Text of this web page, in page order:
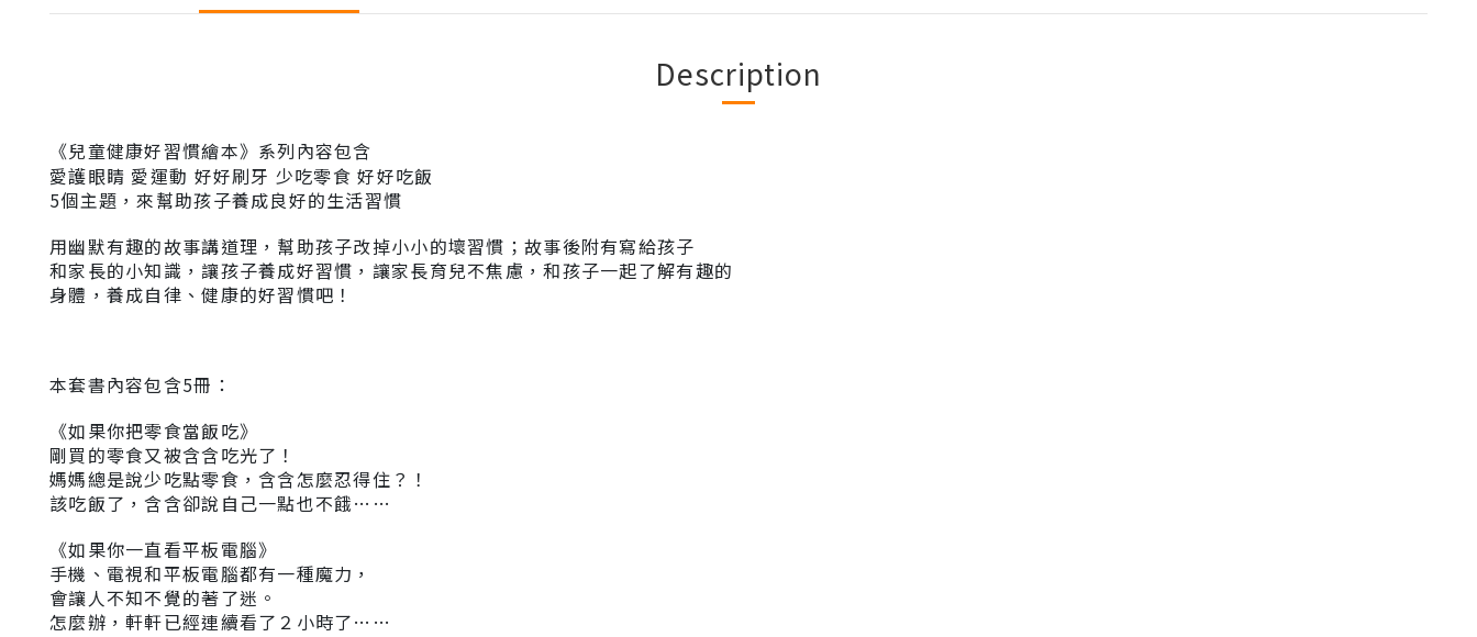
Description
《兒童健康好習慣繪本》系列內容包含
愛護眼睛 愛運動 好好刷牙 少吃零食 好好吃飯
5個主題，來幫助孩子養成良好的生活習慣
用幽默有趣的故事講道理，幫助孩子改掉小小的壞習慣；故事後附有寫給孩子
和家長的小知識，讓孩子養成好習慣，讓家長育兒不焦慮，和孩子一起了解有趣的
身體，養成自律、健康的好習慣吧！
本套書內容包含5冊：
《如果你把零食當飯吃》
剛買的零食又被含含吃光了！
媽媽總是說少吃點零食，含含怎麼忍得住？！
該吃飯了，含含卻說自己一點也不餓……
《如果你一直看平板電腦》
手機、電視和平板電腦都有一種魔力，
會讓人不知不覺的著了迷。
怎麼辦，軒軒已經連續看了２小時了……